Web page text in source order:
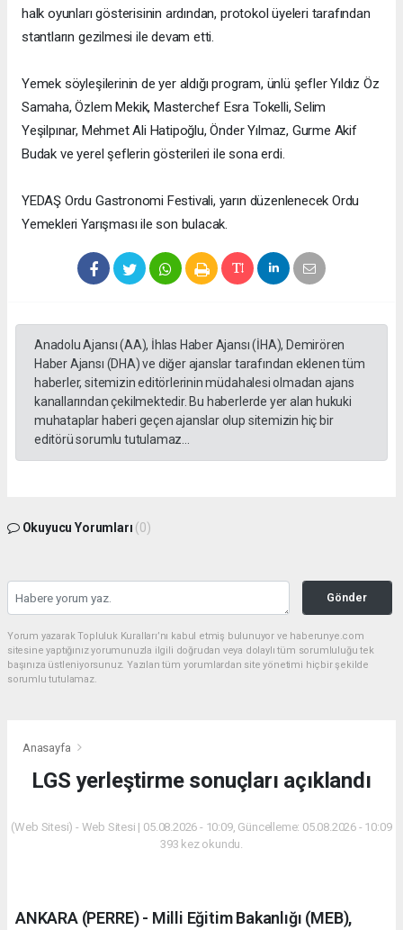
halk oyunları gösterisinin ardından, protokol üyeleri tarafından
stantların gezilmesi ile devam etti.
Yemek söyleşilerinin de yer aldığı program, ünlü şefler Yıldız Öz
Samaha, Özlem Mekik, Masterchef Esra Tokelli, Selim
Yeşilpınar, Mehmet Ali Hatipoğlu, Önder Yılmaz, Gurme Akif
Budak ve yerel şeflerin gösterileri ile sona erdi.
YEDAŞ Ordu Gastronomi Festivali, yarın düzenlenecek Ordu
Yemekleri Yarışması ile son bulacak.
Anadolu Ajansı (AA), İhlas Haber Ajansı (İHA), Demirören
Haber Ajansı (DHA) ve diğer ajanslar tarafından eklenen tüm
haberler, sitemizin editörlerinin müdahalesi olmadan ajans
kanallarından çekilmektedir. Bu haberlerde yer alan hukuki
muhataplar haberi geçen ajanslar olup sitemizin hiç bir
editörü sorumlu tutulamaz...
Okuyucu Yorumları (0)
Gönder
Yorum yazarak Topluluk Kuralları’nı kabul etmiş bulunuyor ve haberunye.com
sitesine yaptığınız yorumunuzla ilgili doğrudan veya dolaylı tüm sorumluluğu tek
başınıza üstleniyorsunuz. Yazılan tüm yorumlardan site yönetimi hiçbir şekilde
sorumlu tutulamaz.
Anasayfa
LGS yerleştirme sonuçları açıklandı
(Web Sitesi) - Web Sitesi | 05.08.2026 - 10:09, Güncelleme: 05.08.2026 - 10:09
393 kez okundu.
ANKARA (PERRE) - Milli Eğitim Bakanlığı (MEB),